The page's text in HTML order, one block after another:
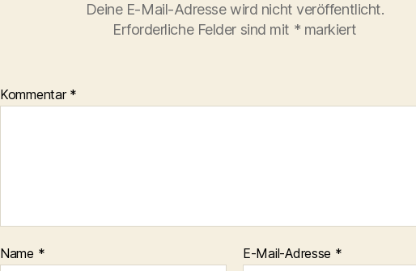
Deine E-Mail-Adresse wird nicht veröffentlicht.
Erforderliche Felder sind mit * markiert
Kommentar *
Name * E-Mail-Adresse *